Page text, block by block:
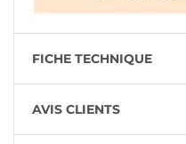
FICHE TECHNIQUE
AVIS CLIENTS